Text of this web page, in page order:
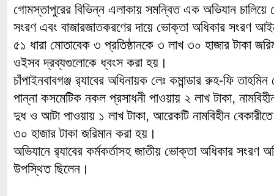
গোমস্তাপুরের বিভিন্ন এলাকায় সমন্বিত এক অভিযান
সংরণ এবং বাজারজাতকরণের দায়ে ভোক্তা অধিকার
৫১ ধারা মোতাবেক ৩ প্রতিষ্ঠানকে ৩ লাখ ৩০ হাজার টাকা
ওইসব দ্রব্যগুলোকে ধ্বংস করা হয়।
চাঁপাইনবাবগঞ্জ র‌্যাবের অধিনায়ক লেঃ কমান্ডার রুহ-ফি
পান্না কসমেটিক নকল প্রসাধনী পাওয়ায় ২ লাখ টাকা,
দুধ ও আটা পাওয়ায় ১ লাখ টাকা, আরেকটি নামবিহীন
৩০ হাজার টাকা জরিমান করা হয়।
অভিযানে র‌্যাবের কর্মকর্তাসহ জাতীয় ভোক্তা অধিকার সংরণ
উপস্থিত ছিলেন।